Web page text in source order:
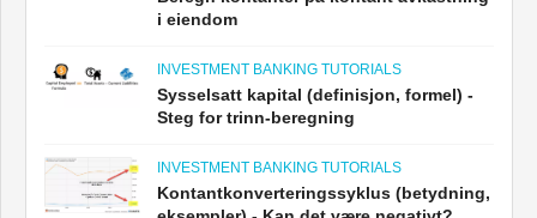
i eiendom
INVESTMENT BANKING TUTORIALS
Sysselsatt kapital (definisjon, formel) -
Steg for trinn-beregning
INVESTMENT BANKING TUTORIALS
Kontantkonverteringssyklus (betydning,